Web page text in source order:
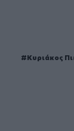
Κυριάκος